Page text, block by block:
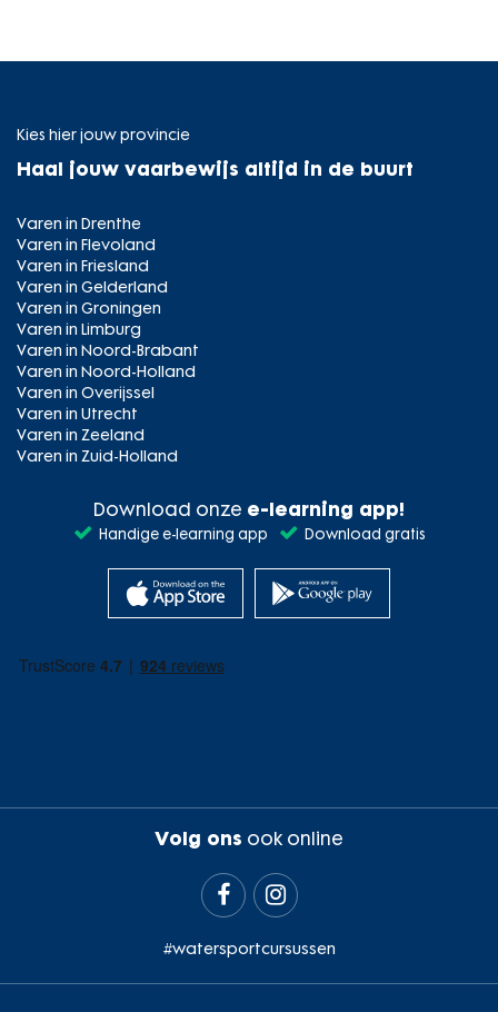
Kies hier jouw provincie
Haal jouw vaarbewijs altijd in de buurt
Varen in Drenthe
Varen in Flevoland
Varen in Friesland
Varen in Gelderland
Varen in Groningen
Varen in Limburg
Varen in Noord-Brabant
Varen in Noord-Holland
Varen in Overijssel
Varen in Utrecht
Varen in Zeeland
Varen in Zuid-Holland
Download onze e-learning app!
Handige e-learning app Download gratis
Volg ons ook online
 
#watersportcursussen